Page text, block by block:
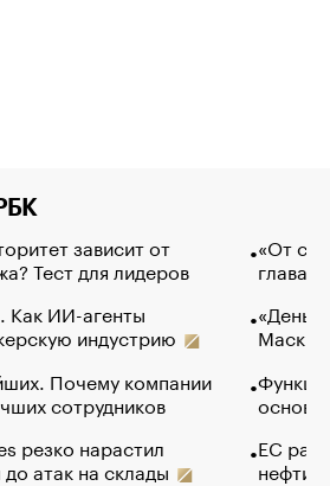
зависит от
Тест для лидеров
Как ИИ-агенты
индустрию
Почему компании
сотрудников
резко нарастил
атак на склады
«От
глава
Маск в
основ
ЕС
нефти